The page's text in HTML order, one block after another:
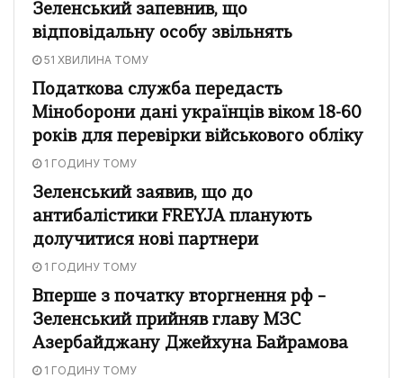
Зеленський запевнив, що
відповідальну особу звільнять
51 ХВИЛИНА ТОМУ
Податкова служба передасть
Міноборони дані українців віком 18-60
років для перевірки військового обліку
1 ГОДИНУ ТОМУ
Зеленський заявив, що до
антибалістики FREYJA планують
долучитися нові партнери
1 ГОДИНУ ТОМУ
Вперше з початку вторгнення рф –
Зеленський прийняв главу МЗС
Азербайджану Джейхуна Байрамова
1 ГОДИНУ ТОМУ